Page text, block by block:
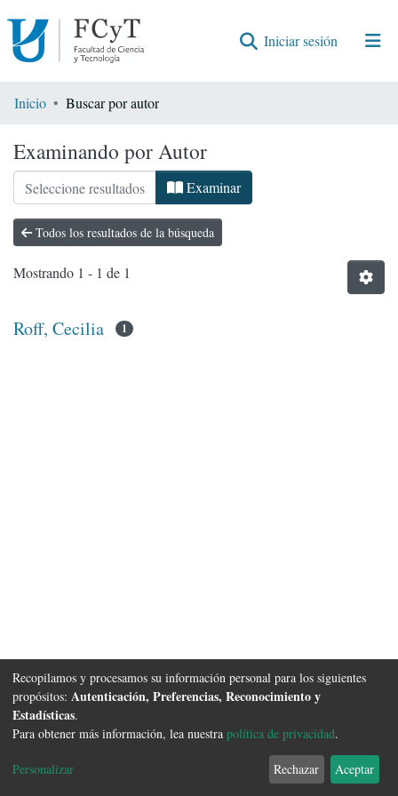
Iniciar sesión (current)
Comunidades
Inicio Buscar por autor
Examinando por Autor
Examinar
Todos los resultados de la búsqueda
Mostrando 1 - 1 de 1
Roff, Cecilia 1
Software DSpacecopyright © 2002-2026 FCyT Uader
Configuración de
Acuerdo de
usuario final
Enviar
Sugerencias
Recopilamos y procesamos su información personal para los siguientes
propósitos: Autenticación, Preferencias, Reconocimiento y
Estadísticas.
Para obtener más información, lea nuestra política de privacidad.
Personalizar Rechazar Aceptar